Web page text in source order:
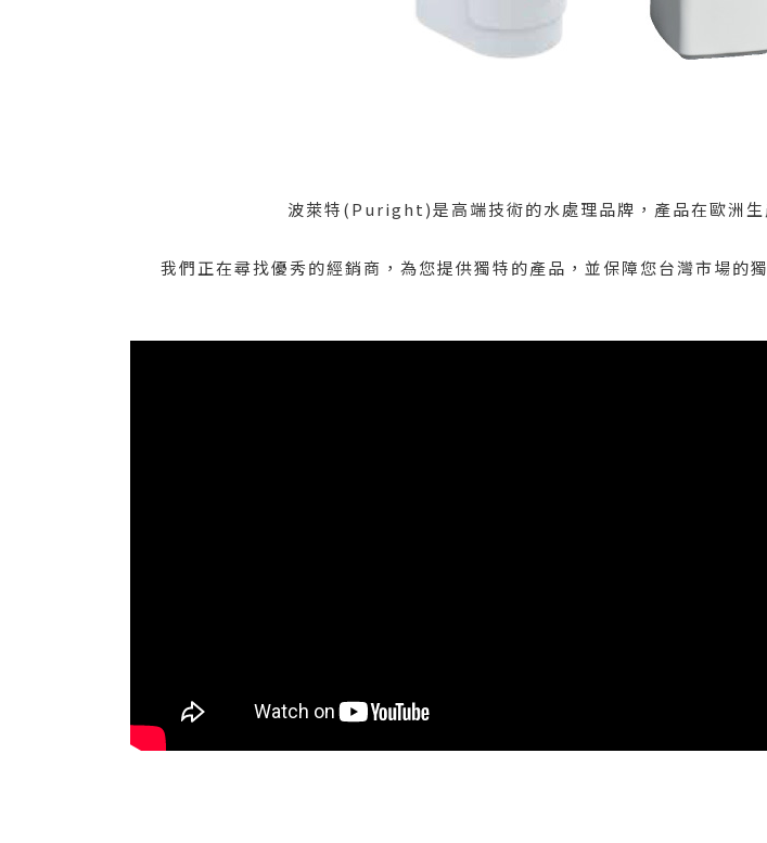
波萊特(Puright)是高端技術的水處理品牌，產品在歐洲生
我們正在尋找優秀的經銷商，為您提供獨特的產品，並保障您台灣市場的